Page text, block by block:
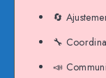
🔄
🔧
📣